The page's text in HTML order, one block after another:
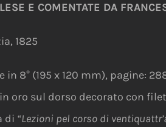
E COMENTATE DA
1825
8° (195 x 120 mm), pagine:
oro sul dorso decorato con
di “Lezioni pel corso di